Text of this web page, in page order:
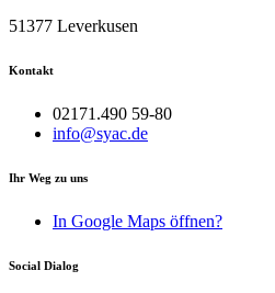
51377 Leverkusen
Kontakt
02171.490 59-80
info@syac.de
Ihr Weg zu uns
In Google Maps öffnen?
Social Dialog